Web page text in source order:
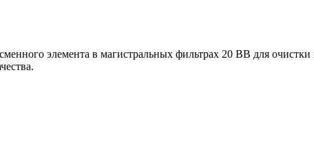
элемента в магистральных фильтрах 20 ВВ для